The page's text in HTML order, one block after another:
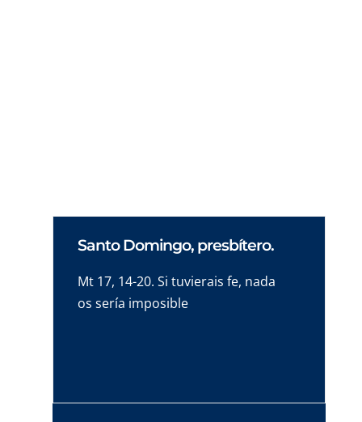
Santo Domingo, presbítero.
Mt 17, 14-20. Si tuvierais fe, nada
os sería imposible